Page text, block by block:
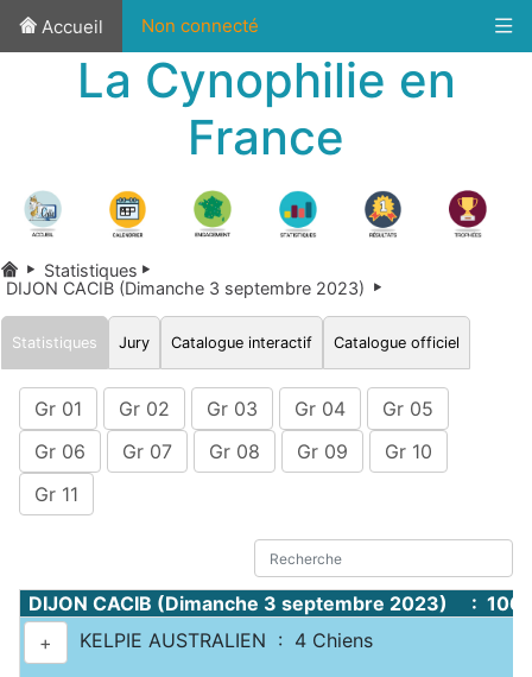
Accueil Non connecté
La Cynophilie en
France
Statistiques
DIJON CACIB (Dimanche 3 septembre 2023)
Statistiques Jury Catalogue interactif Catalogue officiel
Gr 01 Gr 02 Gr 03 Gr 04
Gr 05
Gr 06
Gr 07 Gr 08 Gr 09
Gr 10
Gr 11
DIJON CACIB (Dimanche 3 septembre 2023) :
+
KELPIE AUSTRALIEN : 4 Chiens